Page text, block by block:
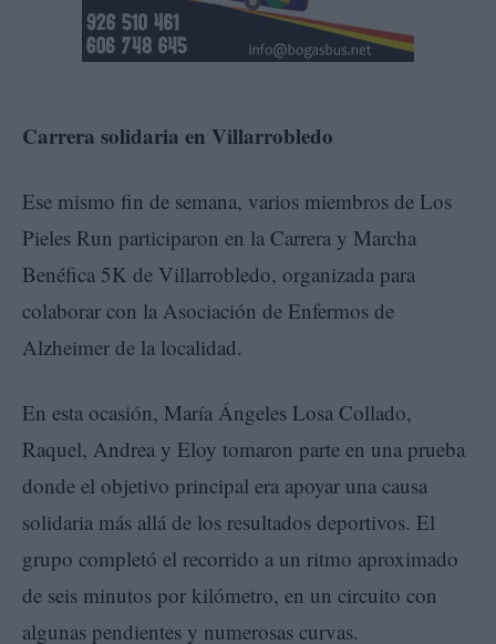
Carrera solidaria en Villarrobledo
Ese mismo fin de semana, varios miembros de Los
Pieles Run participaron en la Carrera y Marcha
Benéfica 5K de Villarrobledo, organizada para
colaborar con la Asociación de Enfermos de
Alzheimer de la localidad.
En esta ocasión, María Ángeles Losa Collado,
Raquel, Andrea y Eloy tomaron parte en una prueba
donde el objetivo principal era apoyar una causa
solidaria más allá de los resultados deportivos. El
grupo completó el recorrido a un ritmo aproximado
de seis minutos por kilómetro, en un circuito con
algunas pendientes y numerosas curvas.